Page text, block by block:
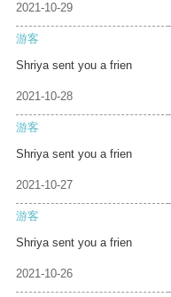
2021-10-29
游客
Shriya sent you a frien
2021-10-28
游客
Shriya sent you a frien
2021-10-27
游客
Shriya sent you a frien
2021-10-26